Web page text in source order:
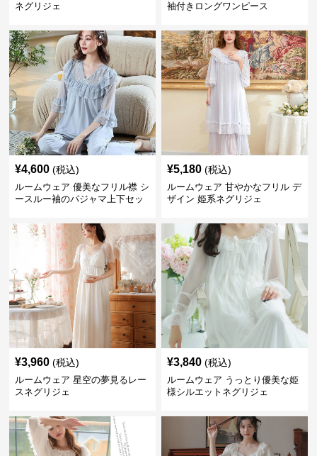
ネグリジェ
袖付きロングワンピース
¥4,600 (税込)
ルームウェア 優美なフリル襟 シ
ースルー袖のパジャマ上下セッ
¥5,180 (税込)
ルームウェア 甘やかなフリル デ
ザイン 姫系ネグリジェ
¥3,960 (税込)
ルームウェア 星空の夢見るレー
スネグリジェ
¥3,840 (税込)
ルームウェア うっとり優美な姫
様シルエットネグリジェ